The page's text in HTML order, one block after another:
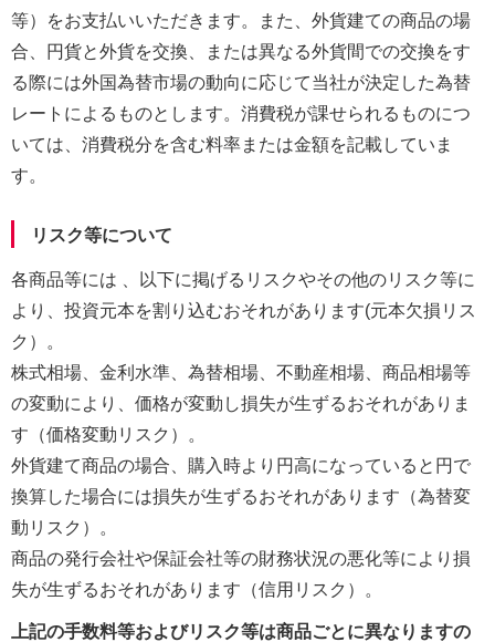
等）をお支払いいただきます。また、外貨建ての商品の場
合、円貨と外貨を交換、または異なる外貨間での交換をす
る際には外国為替市場の動向に応じて当社が決定した為替
レートによるものとします。消費税が課せられるものにつ
いては、消費税分を含む料率または金額を記載していま
す。
リスク等について
各商品等には 、以下に掲げるリスクやその他のリスク等に
より、投資元本を割り込むおそれがあります(元本欠損リス
ク）。
株式相場、金利水準、為替相場、不動産相場、商品相場等
の変動により、価格が変動し損失が生ずるおそれがありま
す（価格変動リスク）。
外貨建て商品の場合、購入時より円高になっていると円で
換算した場合には損失が生ずるおそれがあります（為替変
動リスク）。
商品の発行会社や保証会社等の財務状況の悪化等により損
失が生ずるおそれがあります（信用リスク）。
上記の手数料等およびリスク等は商品ごとに異なりますの